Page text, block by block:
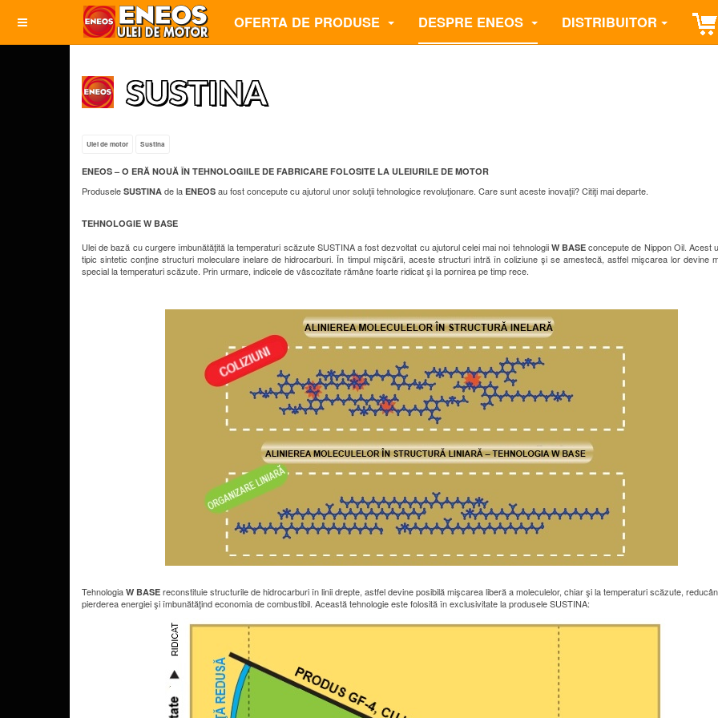
OFERTA DE PRODUSE DESPRE ENEOS DISTRIBUITOR
SUSTINA
Ulei de motor Sustina
ENEOS – O ERĂ NOUĂ ÎN TEHNOLOGIILE DE FABRICARE FOLOSITE LA ULEIURILE DE MOTOR
Produsele SUSTINA de la ENEOS au fost concepute cu ajutorul unor soluţii tehnologice revoluţionare. Care sunt aceste inovaţii? Citiţi mai departe.
TEHNOLOGIE W BASE
Ulei de bază cu curgere îmbunătăţită la temperaturi scăzute SUSTINA a fost dezvoltat cu ajutorul celei mai noi tehnologii W BASEconcepute de Nippon Oil. Acest
tipic sintetic conţine structuri moleculare inelare de hidrocarburi. În timpul mişcării, aceste structuri intră în coliziune şi se amestecă, astfel mişcarea lor devine
special la temperaturi scăzute. Prin urmare, indicele de vâscozitate rămâne foarte ridicat şi la pornirea pe timp rece.
Tehnologia W BASE reconstituie structurile de hidrocarburi în linii drepte, astfel devine posibilă mişcarea liberă a moleculelor, chiar şi la temperaturi scăzute,
pierderea energiei şi îmbunătăţind economia de combustibil. Această tehnologie este folosită în exclusivitate la produsele SUSTINA: